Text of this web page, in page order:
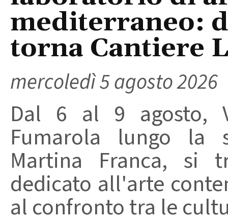
mediterraneo:
torna Cantiere
mercoledì 5 agosto 2026
Dal 6 al 9 agosto,
Fumarola lungo la
Martina Franca, si
dedicato all'arte
al confronto tra le